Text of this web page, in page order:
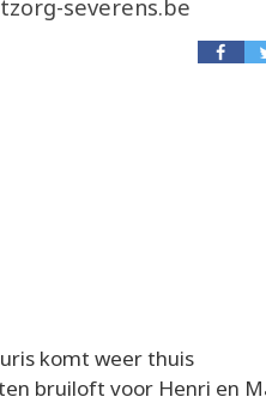
severens.be
komt weer thuis
bruiloft voor Henri en